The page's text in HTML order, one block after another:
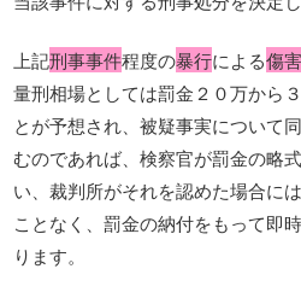
上記刑事事件程度の暴行による傷
量刑相場としては罰金２０万から
とが予想され、被疑事実について
むのであれば、検察官が罰金の略
い、裁判所がそれを認めた場合に
ことなく、罰金の納付をもって即
ります。